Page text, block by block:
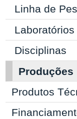
Linha de
Laboratórios
Disciplinas
Produções
Produtos